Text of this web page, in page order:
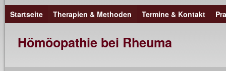
Startseite Therapien & Methoden Termine & Kontakt
Hömöopathie bei Rheuma